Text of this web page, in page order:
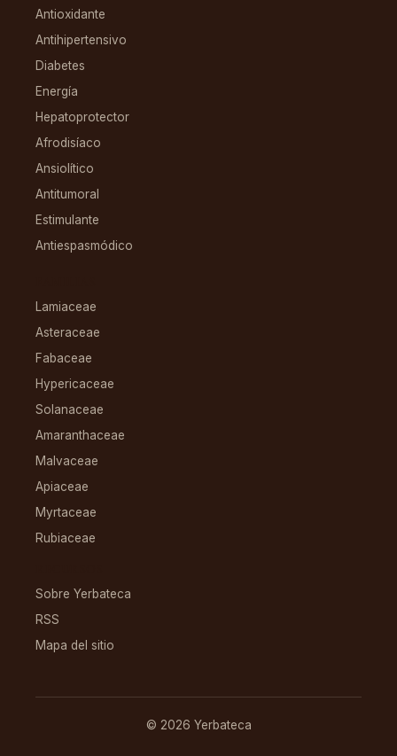
Antioxidante
Antihipertensivo
Diabetes
Energía
Hepatoprotector
Afrodisíaco
Ansiolítico
Antitumoral
Estimulante
Antiespasmódico
Lamiaceae
Asteraceae
Fabaceae
Hypericaceae
Solanaceae
Amaranthaceae
Malvaceae
Apiaceae
Myrtaceae
Rubiaceae
Sobre Yerbateca
RSS
Mapa del sitio
© 2026 Yerbateca